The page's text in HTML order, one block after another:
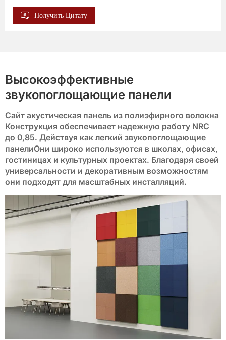
BP-16 BP-17
BP-31 BP-32 BP-33 BP-34 BP-35
BP-36 BP-37 BP-38 BP-39 BP-40
BP-42 BP-43 BP-44 BP-45
BP-48 BP-49
BP-54
Получить Цитату
Высокоэффективные
звукопоглощающие панели
Сайтакустическая панель из полиэфирного волокна
Конструкция обеспечивает надежную работу NRC
до 0,85. Действуя как легкий звукопоглощающие
панелиОни широко используются в школах, офисах,
гостиницах и культурных проектах. Благодаря своей
универсальности и декоративным возможностям
они подходят для масштабных инсталляций.